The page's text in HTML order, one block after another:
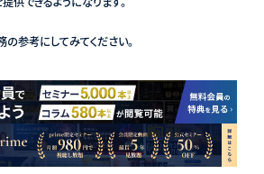
参考にしてみてください。